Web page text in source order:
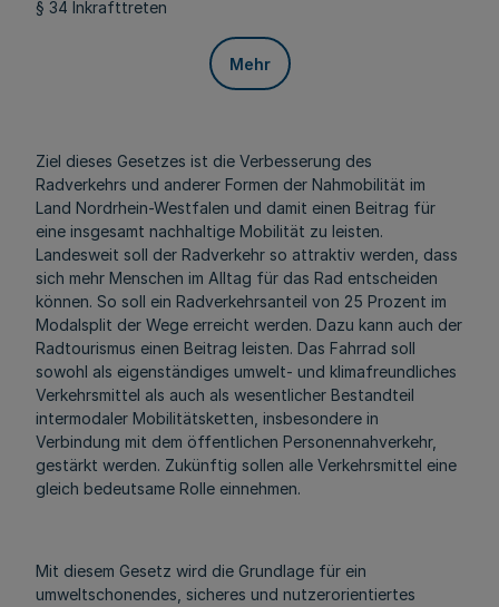
§ 34 Inkrafttreten
Mehr
Ziel dieses Gesetzes ist die Verbesserung des
Radverkehrs und anderer Formen der Nahmobilität im
Land Nordrhein-Westfalen und damit einen Beitrag für
eine insgesamt nachhaltige Mobilität zu leisten.
Landesweit soll der Radverkehr so attraktiv werden, dass
sich mehr Menschen im Alltag für das Rad entscheiden
können. So soll ein Radverkehrsanteil von 25 Prozent im
Modalsplit der Wege erreicht werden. Dazu kann auch der
Radtourismus einen Beitrag leisten. Das Fahrrad soll
sowohl als eigenständiges umwelt- und klimafreundliches
Verkehrsmittel als auch als wesentlicher Bestandteil
intermodaler Mobilitätsketten, insbesondere in
Verbindung mit dem öffentlichen Personennahverkehr,
gestärkt werden. Zukünftig sollen alle Verkehrsmittel eine
gleich bedeutsame Rolle einnehmen.
Mit diesem Gesetz wird die Grundlage für ein
umweltschonendes, sicheres und nutzerorientiertes